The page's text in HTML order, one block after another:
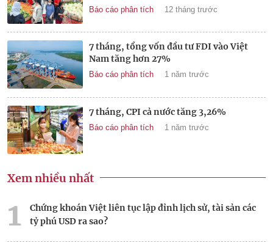
Báo cáo phân tích 12 tháng trước
7 tháng, tổng vốn đầu tư FDI vào Việt
Nam tăng hơn 27%
Báo cáo phân tích 1 năm trước
7 tháng, CPI cả nước tăng 3,26%
Báo cáo phân tích 1 năm trước
Xem nhiều nhất
1
Chứng khoán Việt liên tục lập đỉnh lịch sử, tài sản các
tỷ phú USD ra sao?